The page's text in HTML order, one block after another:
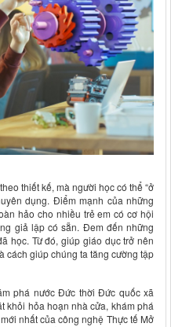
thiết kế, mà người học có thể “ở
dụng. Điểm mạnh của những
hảo cho nhiều trẻ em có cơ hội
giả lập có sẵn. Đem đến những
học. Từ đó, giúp giáo dục trở nên
cách giúp chúng ta tăng cường tập
phá nước Đức thời Đức quốc xã
khỏi hỏa hoạn nhà cửa, khám phá
nhất của công nghệ Thực tế Mở